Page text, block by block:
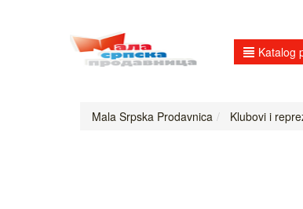
Katalog
Mala Srpska Prodavnica Klubovi i